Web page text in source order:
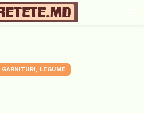
GARNITURI, LEGUME